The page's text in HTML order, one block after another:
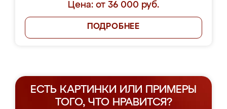
Цена: от 36 000 руб.
ПОДРОБНЕЕ
ЕСТЬ КАРТИНКИ ИЛИ ПРИМЕРЫ
ТОГО, ЧТО НРАВИТСЯ?